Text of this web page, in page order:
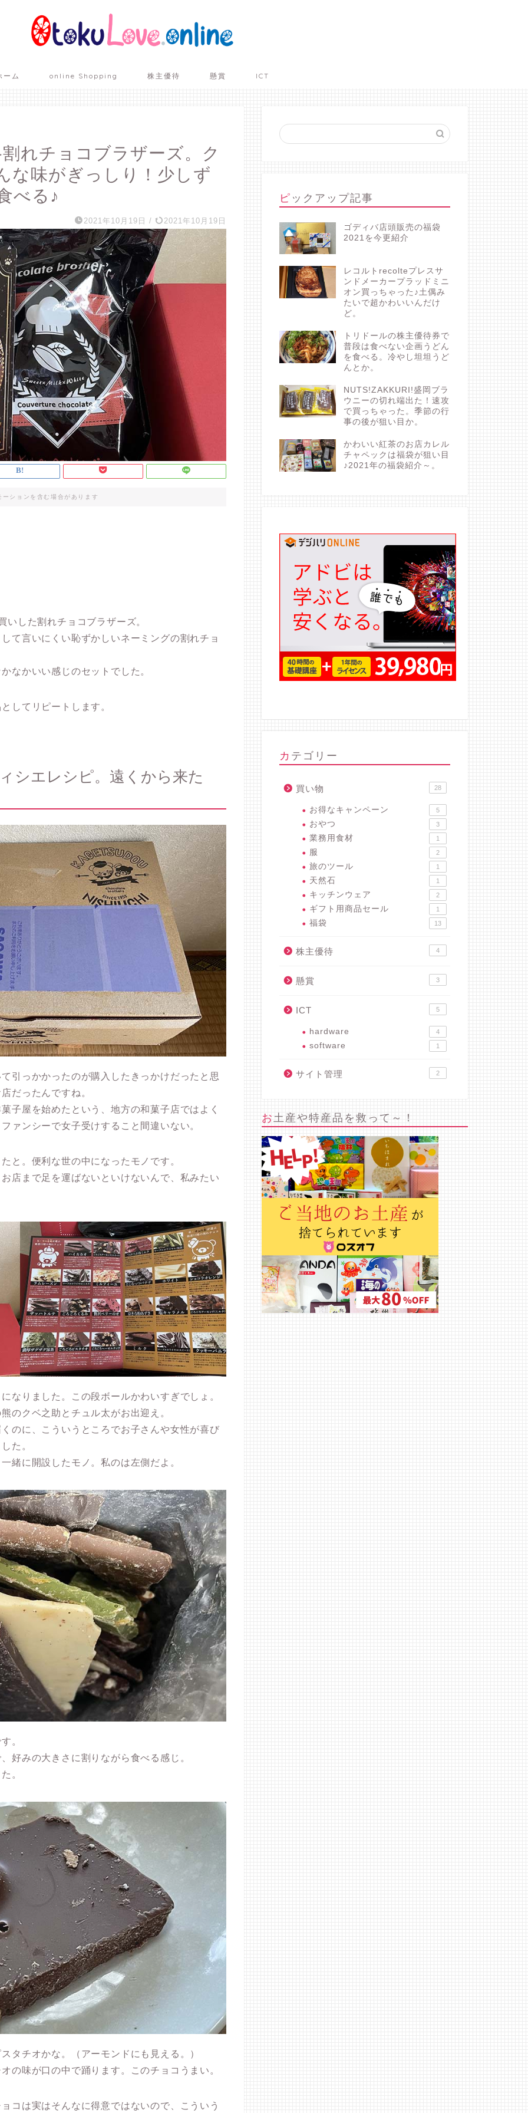
ーム online Shopping 株主優待 懸賞 ICT
れチョコブラザーズ。ク
な味がぎっしり！少しず
べる♪
2021年10月19日 / 2021年10月19日
ーションを含む場合があります
した割れチョコブラザーズ。
て言いにくい恥ずかしいネーミングの割れチョ
なかいい感じのセットでした。
してリピートします。
シエレシピ。遠くから来た
引っかかったのが購入したきっかけだったと思
だったんですね。
子屋を始めたという、地方の和菓子店ではよく
ァンシーで女子受けすること間違いない。
と。便利な世の中になったモノです。
店まで足を運ばないといけないんで、私みたい
なりました。この段ボールかわいすぎでしょ。
のクベ之助とチュル太がお出迎え。
のに、こういうところでお子さんや女性が喜び
た。
緒に開設したモノ。私のは左側だよ。
。
好みの大きさに割りながら食べる感じ。
。
タチオかな。（アーモンドにも見える。）
の味が口の中で踊ります。このチョコうまい。
コは実はそんなに得意ではないので、こういう
ピックアップ記事
ゴディバ店頭販売の福袋
2021を今更紹介
レコルトrecolteプレスサ
ンドメーカープラッドミニ
オン買っちゃった♪土偶み
たいで超かわいいんだけ
ど。
トリドールの株主優待券で
普段は食べない企画うどん
を食べる。冷やし坦坦うど
んとか。
NUTS!ZAKKURI!盛岡ブラ
ウニーの切れ端出た！速攻
で買っちゃった。季節の行
事の後が狙い目か。
かわいい紅茶のお店カレル
チャペックは福袋が狙い目
♪2021年の福袋紹介～。
カテゴリー
買い物 28
お得なキャンペーン 5
おやつ 3
業務用食材 1
服 2
旅のツール 1
天然石 1
キッチンウェア 2
ギフト用商品セール 1
福袋 13
株主優待 4
懸賞 3
ICT 5
hardware 4
software 1
サイト管理 2
お土産や特産品を救って～！